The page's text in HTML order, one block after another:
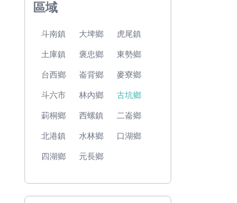
區域
斗南鎮 大埤鄉 虎尾鎮
土庫鎮 褒忠鄉 東勢鄉
台西鄉 崙背鄉 麥寮鄉
斗六市 林內鄉 古坑鄉
莿桐鄉 西螺鎮 二崙鄉
北港鎮 水林鄉 口湖鄉
四湖鄉 元長鄉